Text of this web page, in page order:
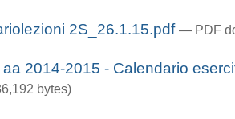
2S_26.1.15.pdf— PDF
aa 2014-2015 - Calendario
bytes)